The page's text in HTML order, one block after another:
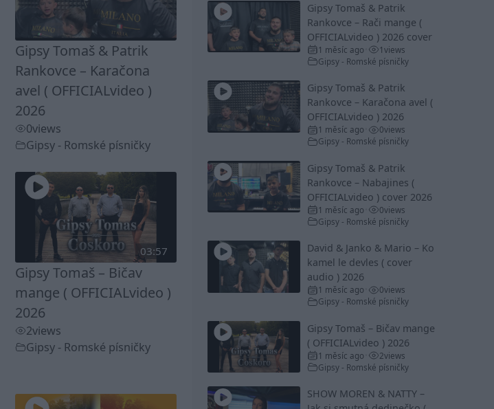
Gipsy Tomaš & Patrik
Rankovce – Karačona
avel ( OFFICIALvideo )
2026
0views
Gipsy - Romské písničky
03:57
Gipsy Tomaš – Bičav
mange ( OFFICIALvideo )
2026
2views
Gipsy - Romské písničky
Gipsy Tomaš & Patrik
Rankovce – Rači mange (
OFFICIALvideo ) 2026 cover
1 měsíc ago 1views
Gipsy - Romské písničky
Gipsy Tomaš & Patrik
Rankovce – Karačona avel (
OFFICIALvideo ) 2026
1 měsíc ago 0views
Gipsy - Romské písničky
Gipsy Tomaš & Patrik
Rankovce – Nabajines (
OFFICIALvideo ) cover 2026
1 měsíc ago 0views
Gipsy - Romské písničky
David & Janko & Mario – Ko
kamel le devles ( cover
audio ) 2026
1 měsíc ago 0views
Gipsy - Romské písničky
Gipsy Tomaš – Bičav mange
( OFFICIALvideo ) 2026
1 měsíc ago 2views
Gipsy - Romské písničky
SHOW MOREN & NATTY –